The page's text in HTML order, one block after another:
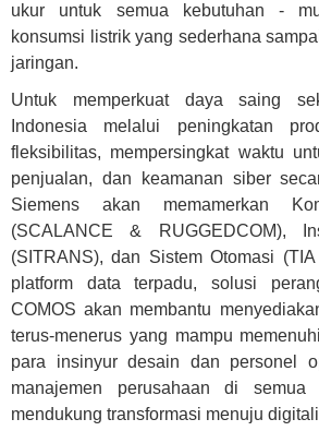
ukur untuk semua kebutuhan -
konsumsi listrik yang sederhana
jaringan.
Untuk memperkuat daya saing
Indonesia melalui peningkatan
fleksibilitas, mempersingkat waktu
penjualan, dan keamanan siber
Siemens akan memamerkan
(SCALANCE & RUGGEDCOM),
(SITRANS), dan Sistem Otomasi
platform data terpadu, solusi
COMOS akan membantu
terus-menerus yang mampu
para insinyur desain dan personel
manajemen perusahaan di
mendukung transformasi menuju